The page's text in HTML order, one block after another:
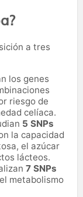
a tres
los genes
riesgo de
celíaca.
5 SNPs
la capacidad
el azúcar
lácteos.
7 SNPs
metabolismo